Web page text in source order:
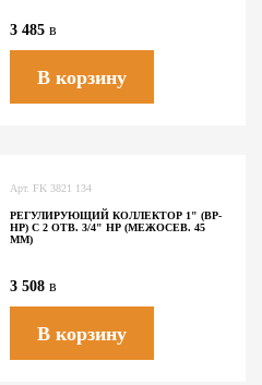
3 485 в
В корзину
Арт. FK 3821 134
РЕГУЛИРУЮЩИЙ КОЛЛЕКТОР 1" (ВР-
НР) С 2 ОТВ. 3/4" НР (МЕЖОСЕВ. 45
ММ)
3 508 в
В корзину